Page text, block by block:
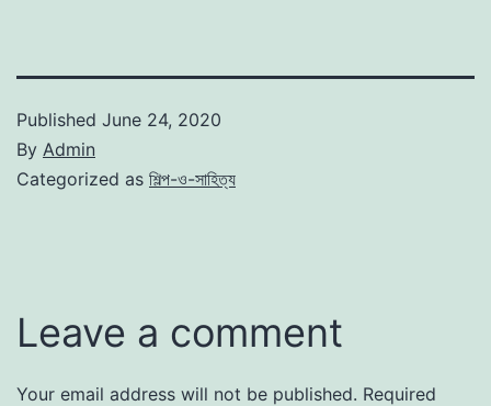
Published June 24, 2020
By Admin
Categorized as শিল্প-ও-সাহিত্য
Leave a comment
Your email address will not be published. Required